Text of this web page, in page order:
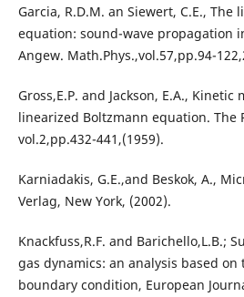
Garcia, R.D.M. an Siewert, C.E., The
equation: sound-wave propagation
Angew. Math.Phys.,vol.57,pp.94-
Gross,E.P. and Jackson, E.A.,
linearized Boltzmann equation. The
vol.2,pp.432-441,(1959).
Karniadakis, G.E.,and Beskok, A.,
Verlag, New York, (2002).
Knackfuss,R.F. and Barichello,L.B.;
gas dynamics: an analysis based
boundary condition, European